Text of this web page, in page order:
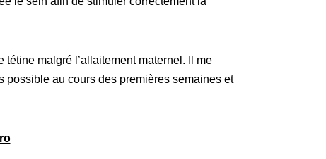
malgré l’allaitement maternel. Il me
au cours des premières semaines et